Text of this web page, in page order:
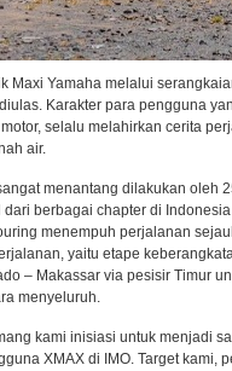
Maxi Yamaha melalui
Karakter para pengguna
selalu melahirkan cerita
air.
menantang dilakukan oleh
dari berbagai chapter di
menempuh perjalanan
yaitu etape
– Makassar via pesisir Timur
menyeluruh.
kami inisiasi untuk menjadi
XMAX di IMO. Target kami,